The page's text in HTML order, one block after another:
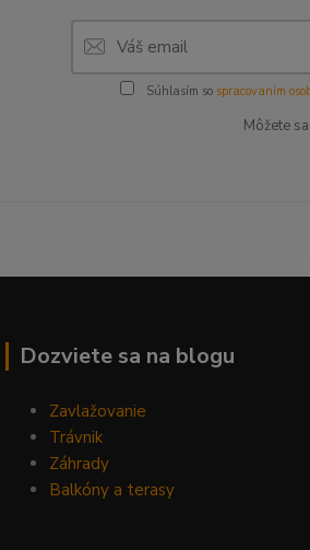
Súhlasím so spracovaním
Môžete
Dozviete sa na blogu
Zavlažovanie
Trávnik
Záhrady
Balkóny a terasy